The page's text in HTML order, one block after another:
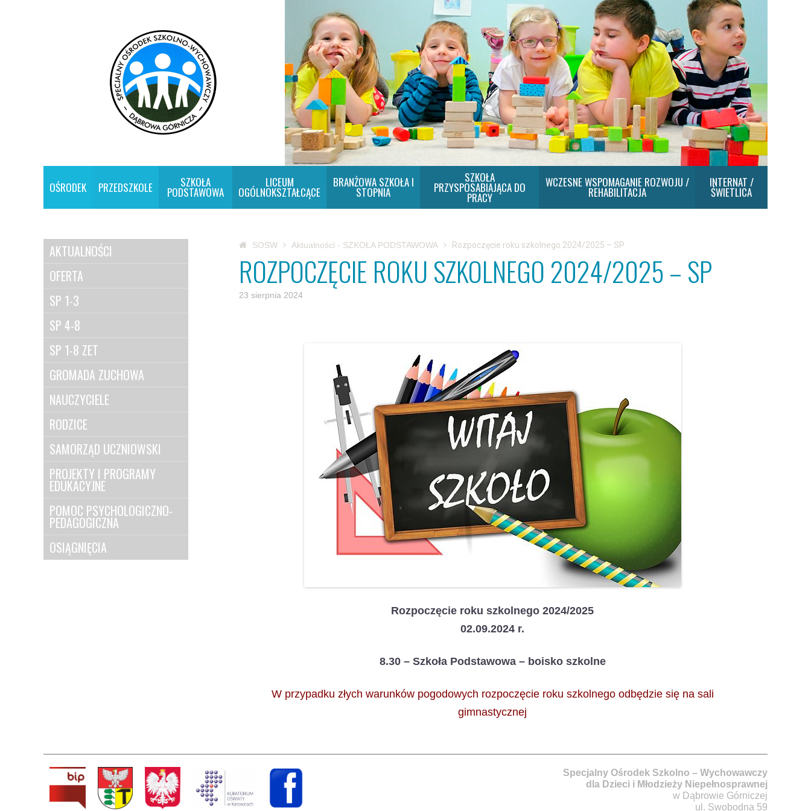
OŚRODEK PRZEDSZKOLE SZKOŁA
PODSTAWOWA
LICEUM
OGÓLNOKSZTAŁCĄCE
BRANŻOWA SZKOŁA I
STOPNIA
SZKOŁA
PRZYSPOSABIAJĄCA DO
PRACY
WCZESNE WSPOMAGANIE ROZWOJU /
REHABILITACJA
INTERNAT /
ŚWIETLICA
AKTUALNOŚCI
OFERTA
SP 1-3
SP 4-8
SP 1-8 ZET
GROMADA ZUCHOWA
NAUCZYCIELE
RODZICE
SAMORZĄD UCZNIOWSKI
PROJEKTY I PROGRAMY
EDUKACYJNE
POMOC PSYCHOLOGICZNO-
PEDAGOGICZNA
OSIĄGNIĘCIA
SOSW Aktualności - SZKOŁA PODSTAWOWA Rozpoczęcie roku szkolnego 2024/2025 – SP
ROZPOCZĘCIE ROKU SZKOLNEGO 2024/2025 – SP
23 sierpnia 2024
Rozpoczęcie roku szkolnego 2024/2025
02.09.2024 r.
8.30 – Szkoła Podstawowa – boisko szkolne
W przypadku złych warunków pogodowych rozpoczęcie roku szkolnego odbędzie się na sali
gimnastycznej
Specjalny Ośrodek Szkolno – Wychowawczy
dla Dzieci i Młodzieży Niepełnosprawnej
w Dąbrowie Górniczej
ul. Swobodna 59